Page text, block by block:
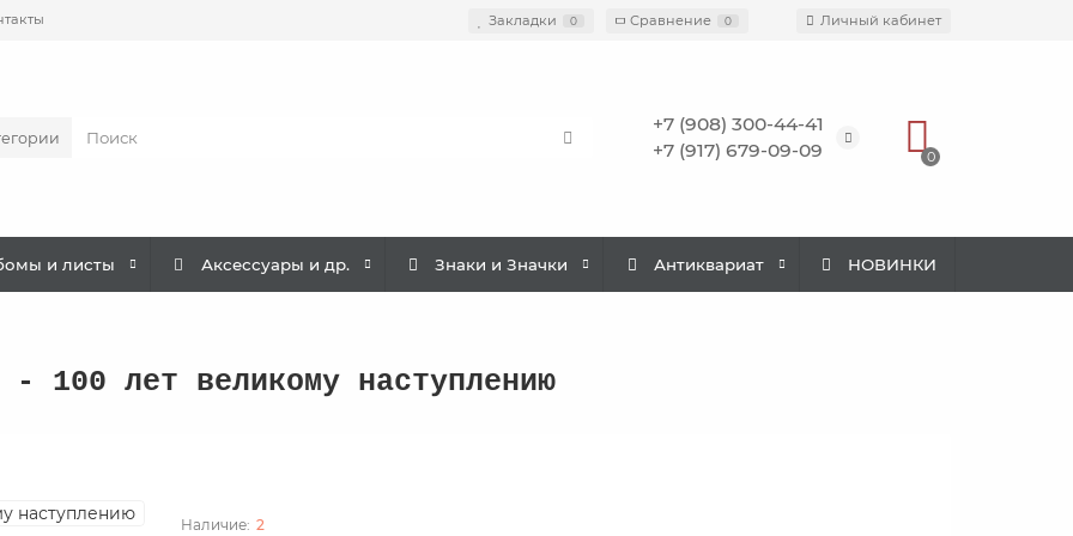
Закладки 0 Сравнение 0 Личный кабинет
+7 (908) 300-44-41
+7 (917) 679-09-09
0
и листы Аксессуары и др. Знаки и Значки Антиквариат НОВИНКИ
100 лет великому наступлению
2